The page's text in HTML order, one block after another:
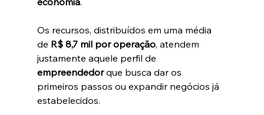
Os recursos, distribuídos em uma média
de R$ 8,7 mil por operação, atendem
justamente aquele perfil de
empreendedor que busca dar os
primeiros passos ou expandir negócios já
estabelecidos.